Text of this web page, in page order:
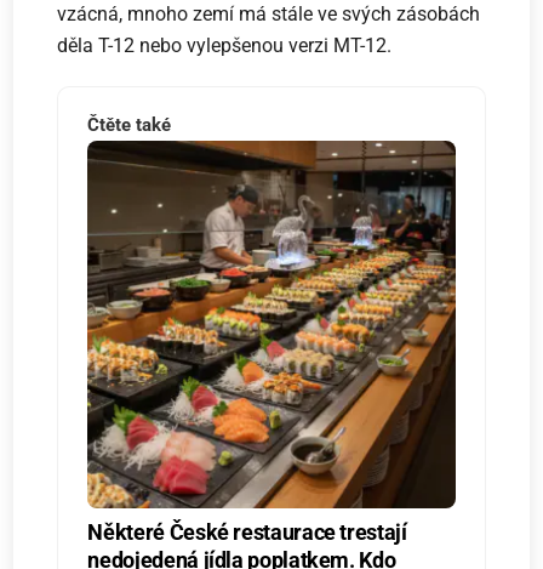
vzácná, mnoho zemí má stále ve svých zásobách
děla T-12 nebo vylepšenou verzi MT-12.
Čtěte také
Některé České restaurace trestají
nedojedená jídla poplatkem. Kdo